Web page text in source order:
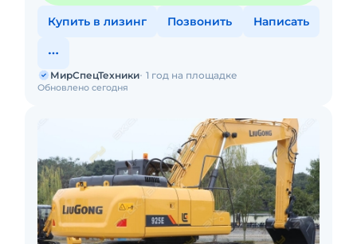
Купить в лизинг Позвонить Написать
Обновлено сегодня
МирСпецТехники 1 год на площадке